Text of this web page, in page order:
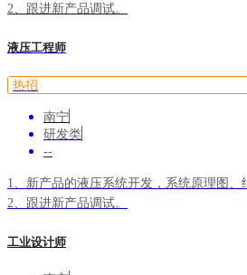
2、跟进新产品调试。
4、新产品参数确定、评审、验收。
液压工程师
热招
南宁
研发类
--
1、新产品的液压系统开发，系统原理图、
2、跟进新产品调试。
4、新产品参数确定、评审、验收。
工业设计师